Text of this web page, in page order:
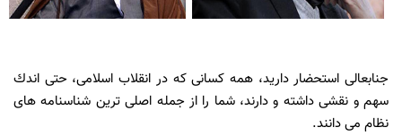
جنابعالى استحضار داريد، همه كسانى كه در انقلاب اسلامى، حتى اندك
سهم و نقشى داشته و دارند، شما را از جمله اصلى ترين شناسنامه هاى
نظام مى دانند.